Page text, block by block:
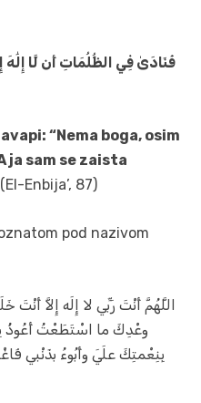
فَنَادَىٰ فِي الظُّلُمَاتِ أَن لَّا
“Nema boga, osim
ja sam se zaista
(El-Enbija’, 87)
pod nazivom
اللَّهُمَّ أَنْتَ رَبِّي لا إِلَه إِلاَّ
وعْدِكَ ما اسْتَطَعْتُ أَعُوذُ
بِنِعْمتِكَ علَيَ وأَبُوءُ بذَنْبي